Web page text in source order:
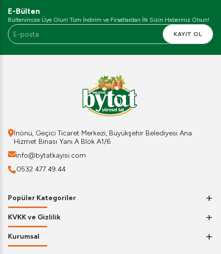
E-Bülten
Bültenimize Üye Olun! Tüm İndirim ve Fırsatlardan İlk Sizin Haberiniz Olsun!
KAYIT OL
İnönü, Geçici Ticaret Merkezi, Büyükşehir Belediyesi Ana
Hizmet Binası Yanı A Blok A1/6
info@bytatkayisi.com
0532 477 49 44
Popüler Kategoriler +
KVKK ve Gizlilik +
Kurumsal +